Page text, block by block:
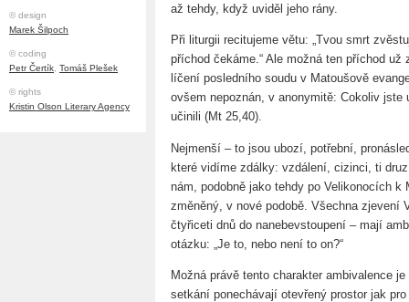
© design
Marek Šilpoch
© coding
Petr Čertík, Tomáš Plešek
© rights
Kristin Olson Literary Agency
až tehdy, když uviděl jeho rány.
Při liturgii recitujeme větu: „Tvou smrt
příchod čekáme.“ Ale možná ten příchod
líčení posledního soudu v Matoušově
ovšem nepoznán, v anonymitě: Cokoliv
učinili (Mt 25,40).
Nejmenší – to jsou ubozí, potřební,
které vidíme zdálky: vzdálení, cizinci, ti
nám, podobně jako tehdy po Velikonocích
změněný, v nové podobě. Všechna zjevení
čtyřiceti dnů do nanebevstoupení – mají
otázku: „Je to, nebo není to on?“
Možná právě tento charakter ambivalence
setkání ponechávají otevřený prostor jak